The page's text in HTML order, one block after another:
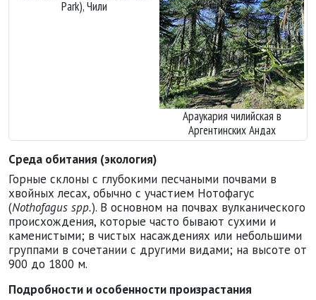
Park), Чили
Араукария чилийская в
Аргентинских Андах
Среда обитания (экология)
Горные склоны с глубокими песчаными почвами в
хвойных лесах, обычно с участием Нотофагус
(Nothofagus spp.). В основном на почвах вулканического
происхождения, которые часто бывают сухими и
каменистыми; в чистых насаждениях или небольшими
группами в сочетании с другими видами; на высоте от
900 до 1800 м.
Подробности и особенности произрастания